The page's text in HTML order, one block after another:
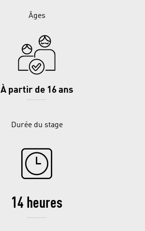
Âges
À partir de 16 ans
Durée du stage
14 heures